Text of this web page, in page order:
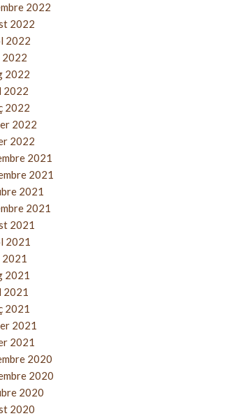
2022
2022
2022
2022
2022
2022
2022
2022
2022
2021
2021
2021
2021
2021
2021
2021
2021
2021
2021
2021
2021
2020
2020
2020
2020